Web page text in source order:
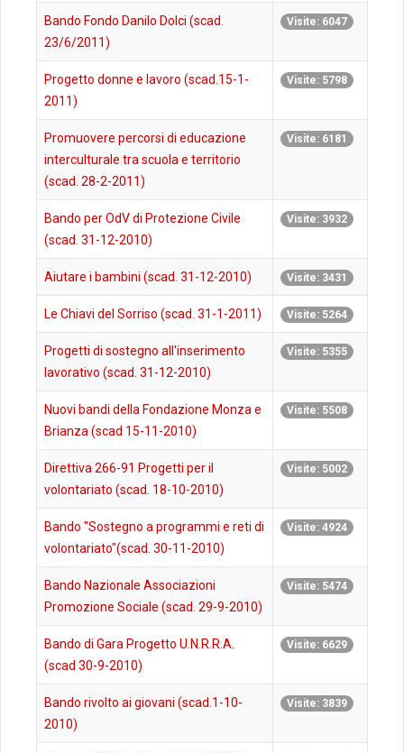
Bando Fondo Danilo Dolci (scad.
23/6/2011)
Visite: 6047
Progetto donne e lavoro (scad.15-1-
2011)
Visite: 5798
Promuovere percorsi di educazione
interculturale tra scuola e territorio
(scad. 28-2-2011)
Visite: 6181
Bando per OdV di Protezione Civile
(scad. 31-12-2010)
Visite: 3932
Aiutare i bambini (scad. 31-12-2010) Visite: 3431
Le Chiavi del Sorriso (scad. 31-1-2011) Visite: 5264
Progetti di sostegno all'inserimento
lavorativo (scad. 31-12-2010)
Visite: 5355
Nuovi bandi della Fondazione Monza e
Brianza (scad 15-11-2010)
Visite: 5508
Direttiva 266-91 Progetti per il
volontariato (scad. 18-10-2010)
Visite: 5002
Bando "Sostegno a programmi e reti di
volontariato"(scad. 30-11-2010)
Visite: 4924
Bando Nazionale Associazioni
Promozione Sociale (scad. 29-9-2010)
Visite: 5474
Bando di Gara Progetto U.N.R.R.A.
(scad 30-9-2010)
Visite: 6629
Bando rivolto ai giovani (scad.1-10-
2010)
Visite: 3839